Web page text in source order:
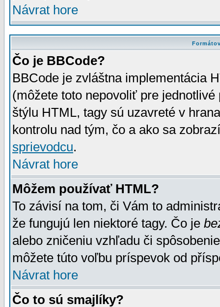
Návrat hore
Čo je BBCode?
BBCode je zvláštna implementácia
(môžete toto nepovoliť pre
štýlu HTML, tagy sú uzavreté v
kontrolu nad tým, čo a ako sa
sprievodcu.
Návrat hore
Môžem používať HTML?
To závisí na tom, či Vám to
že fungujú len niektoré tagy. Čo je
alebo zničeniu vzhľadu či
môžete túto voľbu príspevok od
Návrat hore
Čo to sú smajlíky?